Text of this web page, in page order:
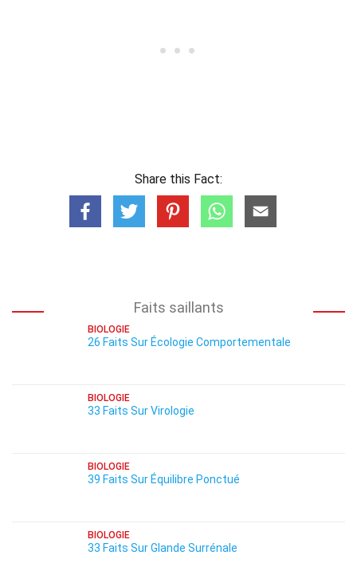
Share this Fact:
Faits saillants
BIOLOGIE
26 Faits Sur Écologie Comportementale
BIOLOGIE
33 Faits Sur Virologie
BIOLOGIE
39 Faits Sur Équilibre Ponctué
BIOLOGIE
33 Faits Sur Glande Surrénale